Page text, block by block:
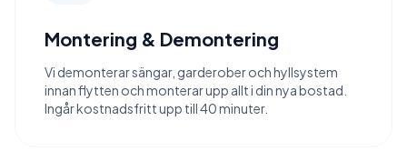
Montering & Demontering
Vi demonterar sängar, garderober och hyllsystem
innan flytten och monterar upp allt i din nya bostad.
Ingår kostnadsfritt upp till 40 minuter.